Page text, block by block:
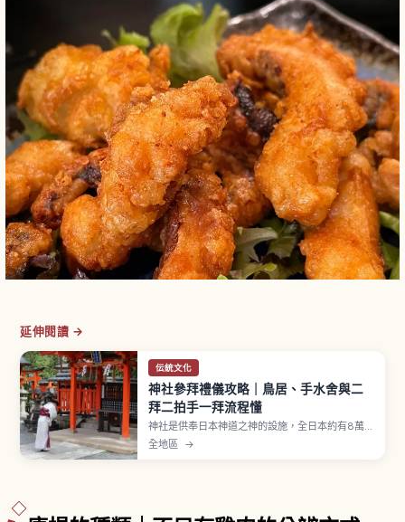
延伸閱讀 →
伝統文化
神社參拜禮儀攻略｜鳥居、手水舍與二
拜二拍手一拜流程懂
神社是供奉日本神道之神的設施，全日本約有8萬
座。參拜流程為穿過鳥居、在手水舍以一杓水淨
全地區 →